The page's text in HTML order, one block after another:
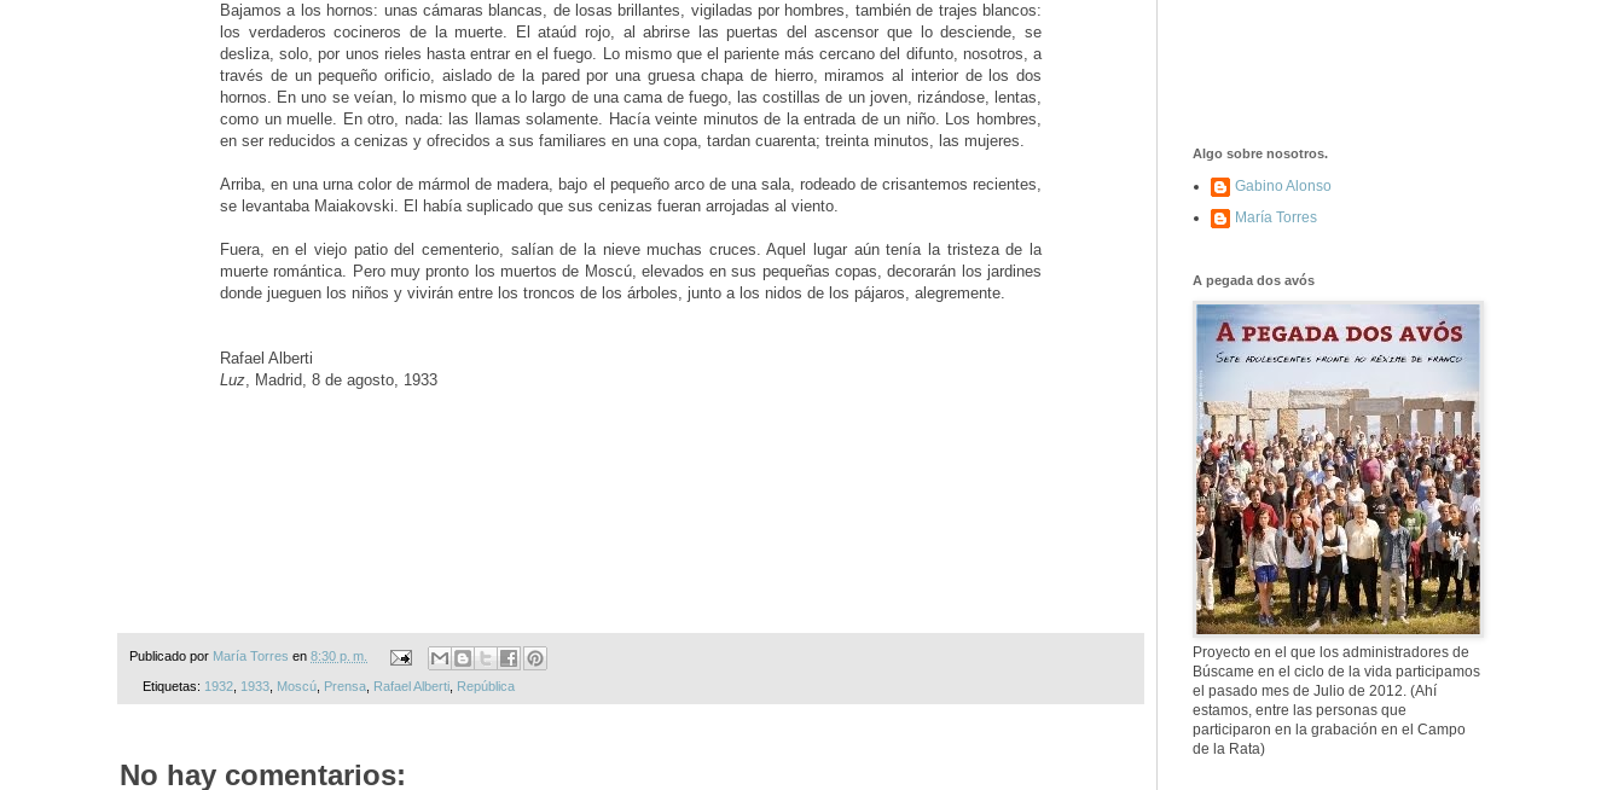
Bajamos a los hornos: unas cámaras blancas, de losas brillantes, vigiladas por hombres, también de trajes blancos:
los verdaderos cocineros de la muerte. El ataúd rojo, al abrirse las puertas del ascensor que lo desciende, se
desliza, solo, por unos rieles hasta entrar en el fuego. Lo mismo que el pariente más cercano del difunto, nosotros, a
través de un pequeño orificio, aislado de la pared por una gruesa chapa de hierro, miramos al interior de los dos
hornos. En uno se veían, lo mismo que a lo largo de una cama de fuego, las costillas de un joven, rizándose, lentas,
como un muelle. En otro, nada: las llamas solamente. Hacía veinte minutos de la entrada de un niño. Los hombres,
en ser reducidos a cenizas y ofrecidos a sus familiares en una copa, tardan cuarenta; treinta minutos, las mujeres.
Arriba, en una urna color de mármol de madera, bajo el pequeño arco de una sala, rodeado de crisantemos recientes,
se levantaba Maiakovski. El había suplicado que sus cenizas fueran arrojadas al viento.
Fuera, en el viejo patio del cementerio, salían de la nieve muchas cruces. Aquel lugar aún tenía la tristeza de la
muerte romántica. Pero muy pronto los muertos de Moscú, elevados en sus pequeñas copas, decorarán los jardines
donde jueguen los niños y vivirán entre los troncos de los árboles, junto a los nidos de los pájaros, alegremente.
Rafael Alberti
Luz, Madrid, 8 de agosto, 1933
Publicado por María Torres en 8:30 p. m.
Etiquetas: 1932, 1933, Moscú, Prensa, Rafael Alberti, República
No hay comentarios:
577. Nos fusilaron
fusilaron mal
307. Vuestros
nombres no se han
borrado en la
Historia
Algo sobre nosotros.
Gabino Alonso
María Torres
A pegada dos avós
Proyecto en el que los administradores de
Búscame en el ciclo de la vida participamos
el pasado mes de Julio de 2012. (Ahí
estamos, entre las personas que
participaron en la grabación en el Campo
de la Rata)